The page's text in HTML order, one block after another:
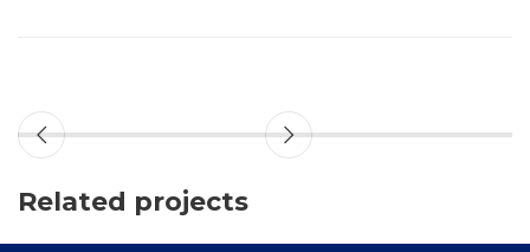
Related projects